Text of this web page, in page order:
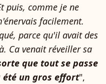
puis, comme je ne
facilement.
parce qu'il avait des
Ca venait réveiller sa
que tout se passe
été un gros effort",